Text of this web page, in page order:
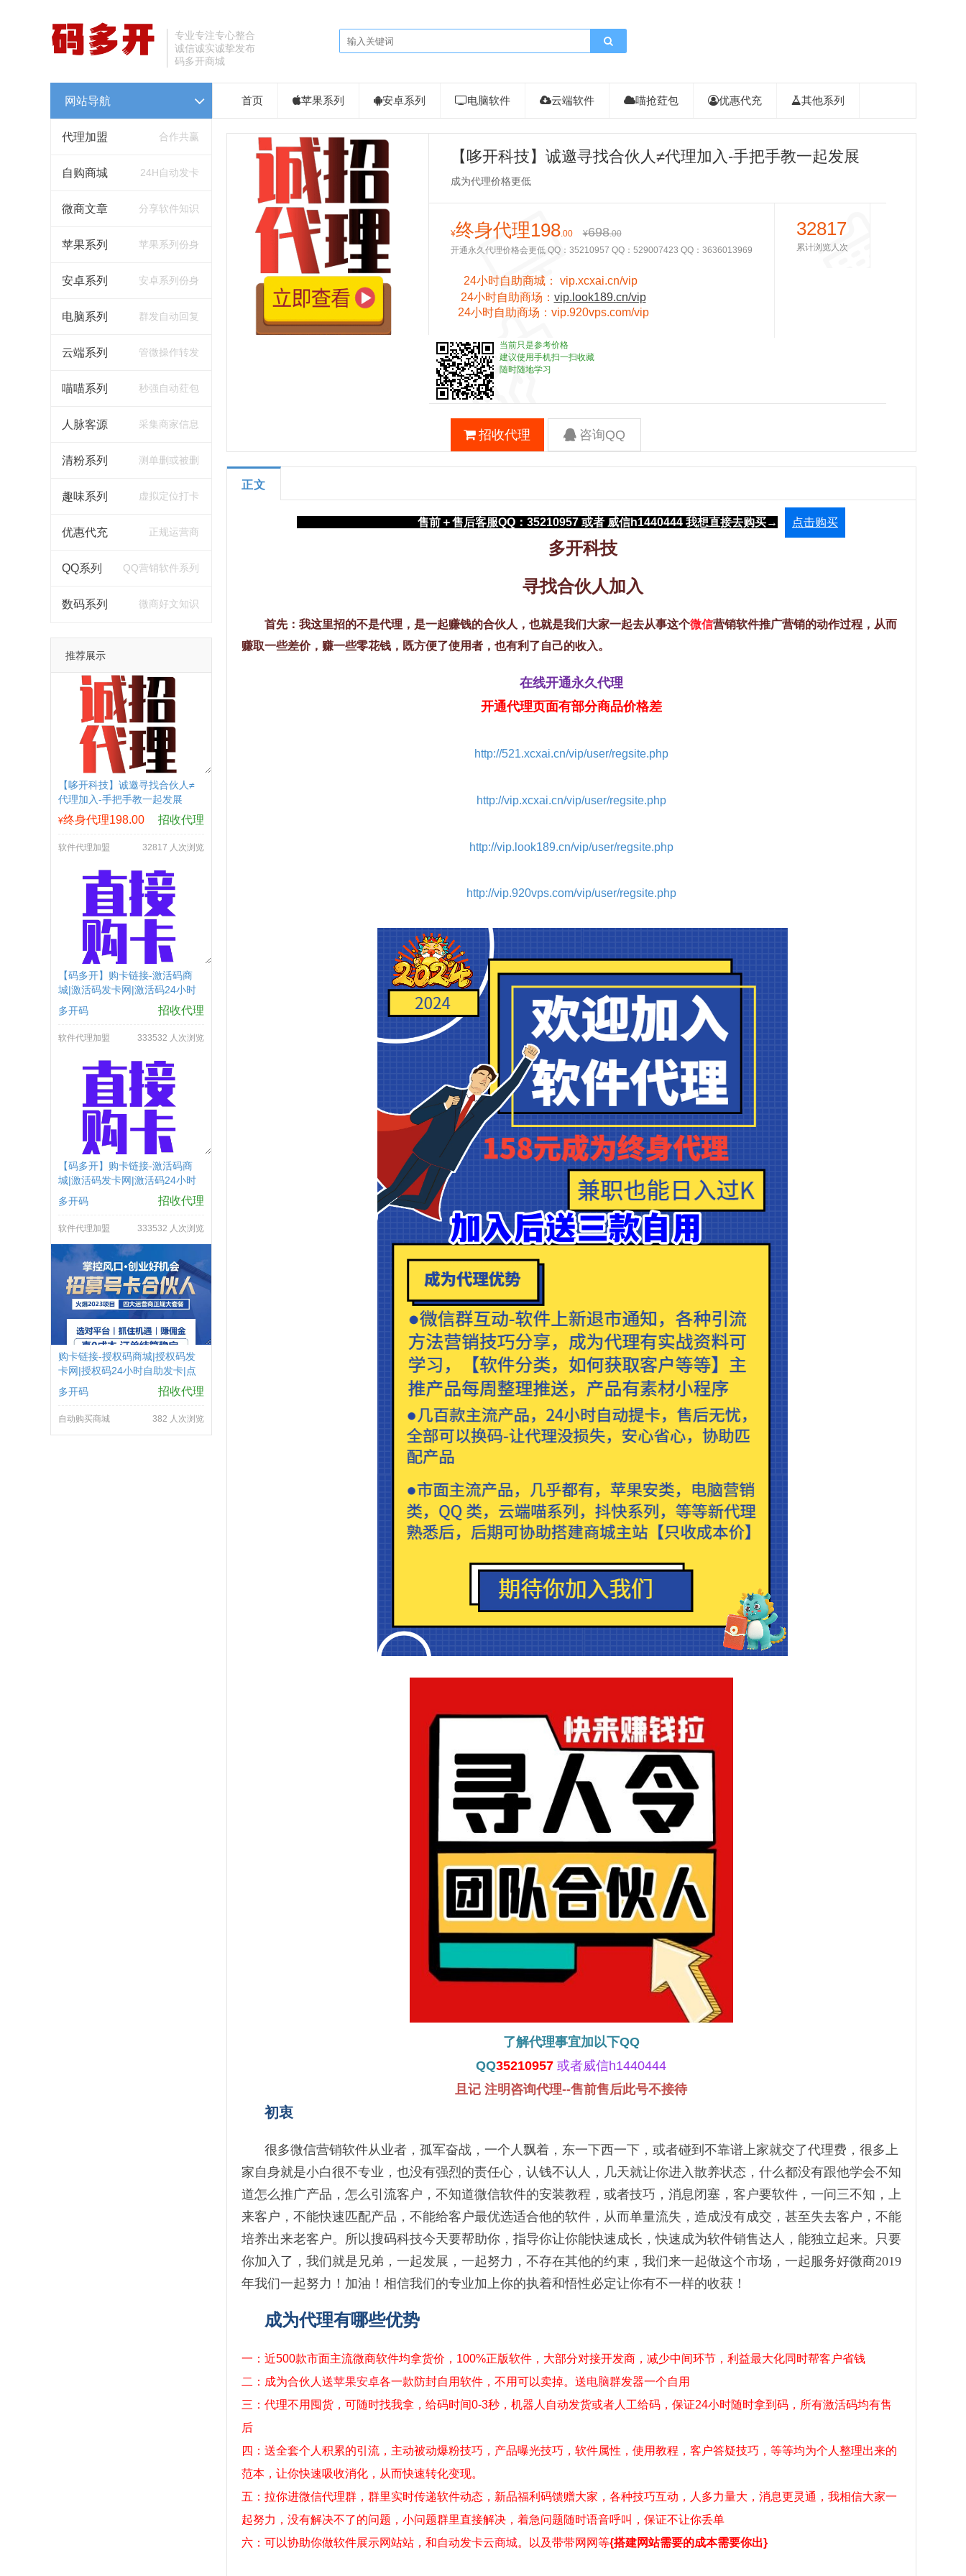
专业专注专心整合
诚信诚实诚挚发布
码多开商城
网站导航
代理加盟 合作共赢
自购商城 24H自动发卡
微商文章 分享软件知识
苹果系列 苹果系列份身
安卓系列 安卓系列份身
电脑系列 群发自动回复
云端系列 管微操作转发
喵喵系列 秒强自动荭包
人脉客源 采集商家信息
清粉系列 测单删或被删
趣味系列 虚拟定位打卡
优惠代充 正规运营商
QQ系列 QQ营销软件系列
数码系列 微商好文知识
推荐展示
【哆开科技】诚邀寻找合伙人≠
代理加入-手把手教一起发展
¥终身代理198.00 招收代理
软件代理加盟 32817 人次浏览
【码多开】购卡链接-激活码商
城|激活码发卡网|激活码24小时
自助发卡|点击进入
多开码 招收代理
软件代理加盟 333532 人次浏览
【码多开】购卡链接-激活码商
城|激活码发卡网|激活码24小时
自助发卡|点击进入
多开码 招收代理
软件代理加盟 333532 人次浏览
购卡链接-授权码商城|授权码发
卡网|授权码24小时自助发卡|点
击进入
多开码 招收代理
自动购买商城 382 人次浏览
首页 苹果系列 安卓系列 电脑软件 云端软件 喵抢荭包 优惠代充 其他系列
【哆开科技】诚邀寻找合伙人≠代理加入-手把手教一起发展
成为代理价格更低
¥终身代理198.00 ¥698.00
开通永久代理价格会更低 QQ：35210957 QQ：529007423 QQ：3636013969
24小时自助商城： vip.xcxai.cn/vip
24小时自助商场： vip.look189.cn/vip
24小时自助商场： vip.920vps.com/vip
32817
累计浏览人次
当前只是参考价格
建议使用手机扫一扫收藏
随时随地学习
招收代理 咨询QQ
正文
售前＋售后客服QQ：35210957 或者 威信h1440444 我想直接去购买→ 点击购买
多开科技
寻找合伙人加入
首先：我这里招的不是代理，是一起赚钱的合伙人，也就是我们大家一起去从事这个微信营销软件推广营销的动作过程，从而
赚取一些差价，赚一些零花钱，既方便了使用者，也有利了自己的收入。
在线开通永久代理
开通代理页面有部分商品价格差
http://521.xcxai.cn/vip/user/regsite.php
http://vip.xcxai.cn/vip/user/regsite.php
http://vip.look189.cn/vip/user/regsite.php
http://vip.920vps.com/vip/user/regsite.php
了解代理事宜加以下QQ
QQ35210957 或者威信h1440444
且记 注明咨询代理--售前售后此号不接待
初衷
很多微信营销软件从业者，孤军奋战，一个人飘着，东一下西一下，或者碰到不靠谱上家就交了代理费，很多上
家自身就是小白很不专业，也没有强烈的责任心，认钱不认人，几天就让你进入散养状态，什么都没有跟他学会不知
道怎么推广产品，怎么引流客户，不知道微信软件的安装教程，或者技巧，消息闭塞，客户要软件，一问三不知，上
来客户，不能快速匹配产品，不能给客户最优选适合他的软件，从而单量流失，造成没有成交，甚至失去客户，不能
培养出来老客户。所以搜码科技今天要帮助你，指导你让你能快速成长，快速成为软件销售达人，能独立起来。只要
你加入了，我们就是兄弟，一起发展，一起努力，不存在其他的约束，我们来一起做这个市场，一起服务好微商2019
年我们一起努力！加油！相信我们的专业加上你的执着和悟性必定让你有不一样的收获！
成为代理有哪些优势
一：近500款市面主流微商软件均拿货价，100%正版软件，大部分对接开发商，减少中间环节，利益最大化同时帮客户省钱
二：成为合伙人送苹果安卓各一款防封自用软件，不用可以卖掉。送电脑群发器一个自用
三：代理不用囤货，可随时找我拿，给码时间0-3秒，机器人自动发货或者人工给码，保证24小时随时拿到码，所有激活码均有售
后
四：送全套个人积累的引流，主动被动爆粉技巧，产品曝光技巧，软件属性，使用教程，客户答疑技巧，等等均为个人整理出来的
范本，让你快速吸收消化，从而快速转化变现。
五：拉你进微信代理群，群里实时传递软件动态，新品福利码馈赠大家，各种技巧互动，人多力量大，消息更灵通，我相信大家一
起努力，没有解决不了的问题，小问题群里直接解决，着急问题随时语音呼叫，保证不让你丢单
六：可以协助你做软件展示网站站，和自动发卡云商城。以及带带网网等{搭建网站需要的成本需要你出}